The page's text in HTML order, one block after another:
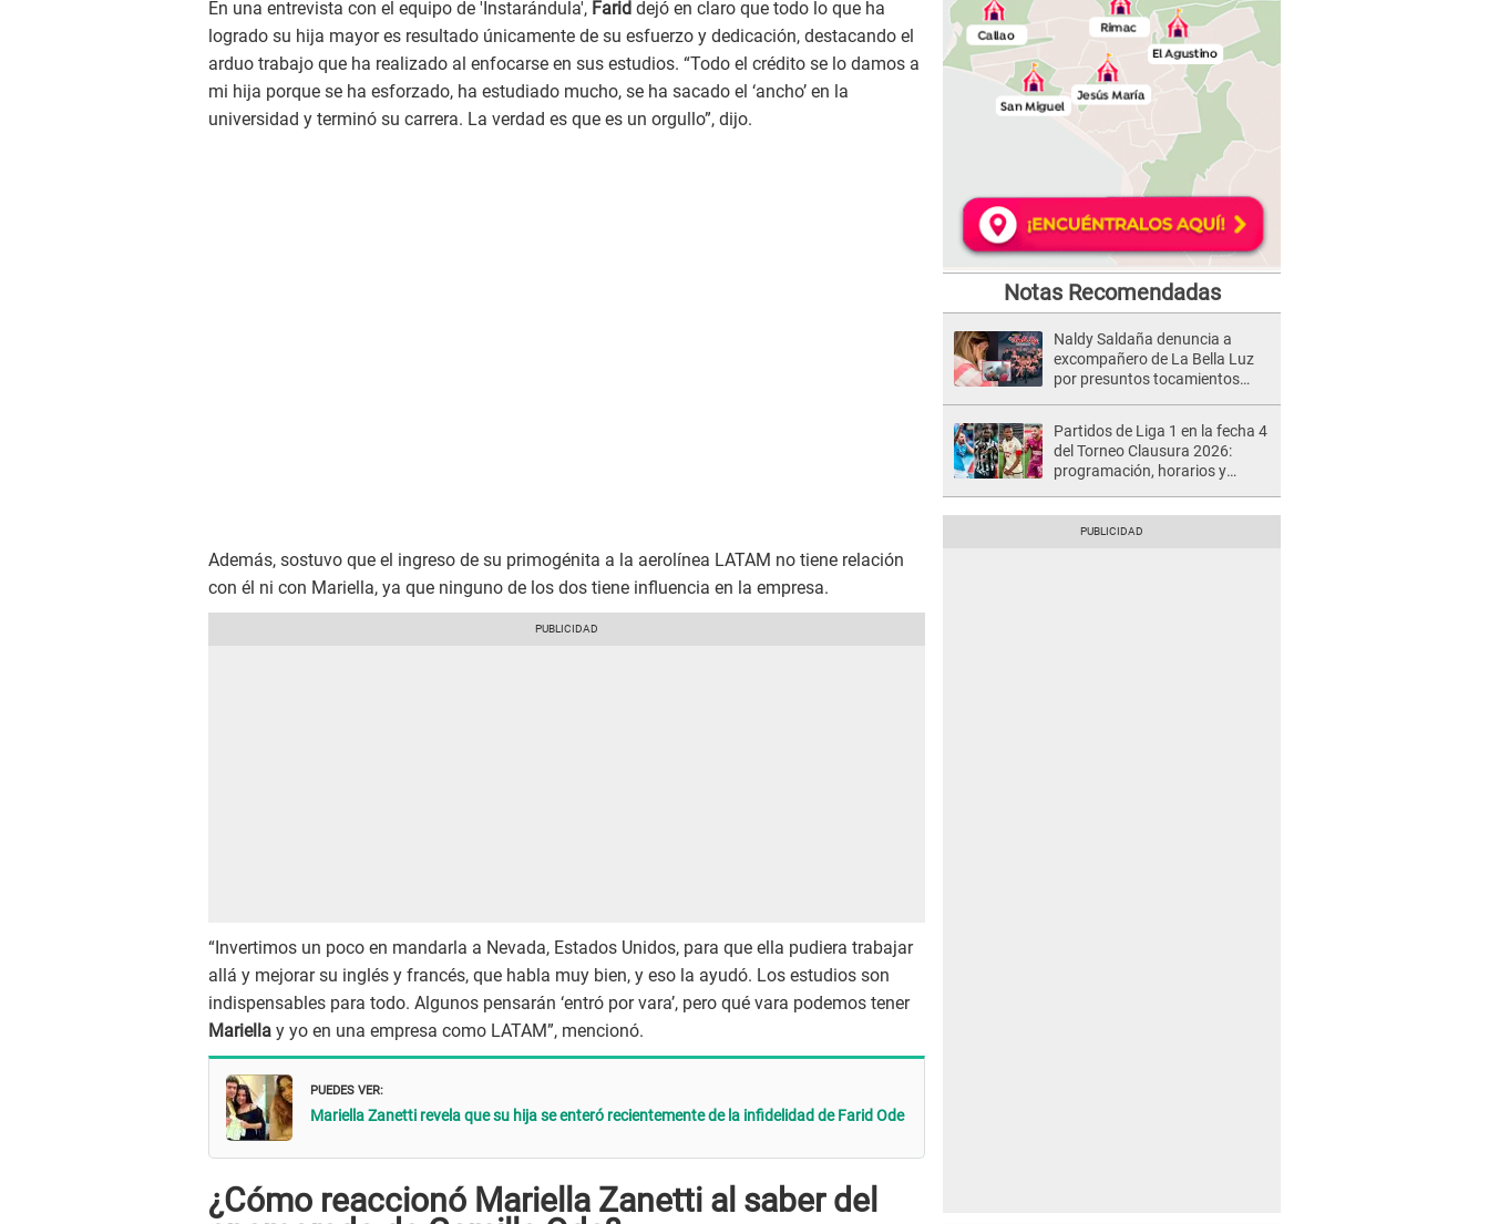
En una entrevista con el equipo de 'Instarándula', Farid dejó en claro que todo lo que ha
logrado su hija mayor es resultado únicamente de su esfuerzo y dedicación, destacando el
arduo trabajo que ha realizado al enfocarse en sus estudios. “Todo el crédito se lo damos a
mi hija porque se ha esforzado, ha estudiado mucho, se ha sacado el ‘ancho’ en la
universidad y terminó su carrera. La verdad es que es un orgullo”, dijo.
Además, sostuvo que el ingreso de su primogénita a la aerolínea LATAM no tiene relación
con él ni con Mariella, ya que ninguno de los dos tiene influencia en la empresa.
“Invertimos un poco en mandarla a Nevada, Estados Unidos, para que ella pudiera trabajar
allá y mejorar su inglés y francés, que habla muy bien, y eso la ayudó. Los estudios son
indispensables para todo. Algunos pensarán ‘entró por vara’, pero qué vara podemos tener
Mariella y yo en una empresa como LATAM”, mencionó.
PUEDES VER:
Mariella Zanetti revela que su hija se enteró recientemente de la infidelidad de Farid Ode
¿Cómo reaccionó Mariella Zanetti al saber del
Notas Recomendadas
Naldy Saldaña denuncia a
excompañero de La Bella Luz
por presuntos tocamientos
Partidos de Liga 1 en la fecha 4
del Torneo Clausura 2026:
programación, horarios y